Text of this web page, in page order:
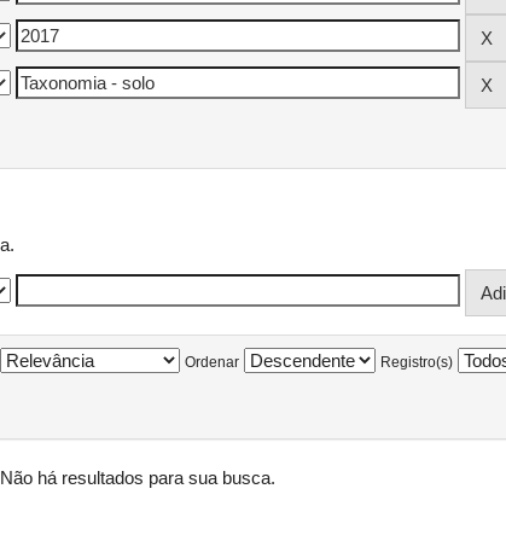
Ordenar Registro(s)
Não há resultados para sua busca.